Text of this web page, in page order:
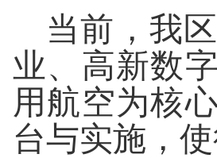
当前，我
业、高新数
用航空为核
台与实施，